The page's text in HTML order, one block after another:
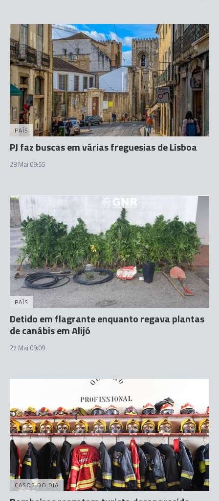
PAÍS
PJ faz buscas em várias freguesias de Lisboa
28 Mai 09:55
PAÍS
Detido em flagrante enquanto regava plantas
de canábis em Alijó
27 Mai 09:09
CASOS DO DIA